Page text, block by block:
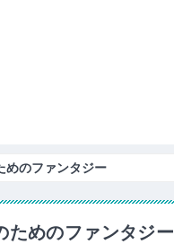
めのファンタジー
ためのファンタジ